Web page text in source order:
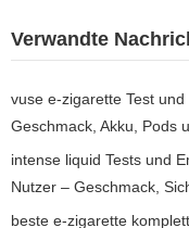
Verwandte
vuse e-zigarette Test
Geschmack, Akku, Pods
intense liquid Tests und
Nutzer – Geschmack,
beste e-zigarette